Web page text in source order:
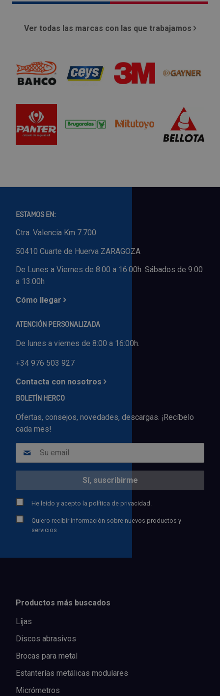
Ver todas las marcas con las que trabajamos
ESTAMOS EN:
Ctra. Valencia Km 7.700
50410 Cuarte de Huerva ZARAGOZA
De Lunes a Viernes de 8:00 a 16:00h. Sábados de 9:00
a 13:00h
Cómo llegar
ATENCIÓN PERSONALIZADA
De lunes a viernes de 8:00 a 16:00h.
+34 976 503 927
Contacta con nosotros
BOLETÍN HERCO
Ofertas, consejos, novedades, descargas. ¡Recíbelo
cada mes!
He leído y acepto la política de privacidad.
Quiero recibir información sobre nuevos productos y
servicios
Productos más buscados
Lijas
Discos abrasivos
Brocas para metal
Estanterías metálicas modulares
Micrómetros